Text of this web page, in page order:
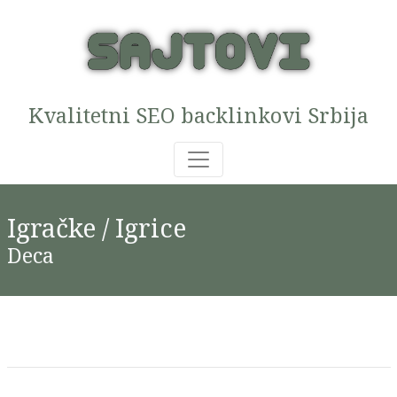
Kvalitetni SEO backlinkovi Srbija
Igračke / Igrice
Deca